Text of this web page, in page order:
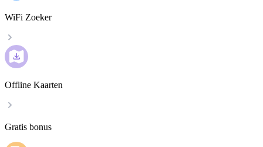
WiFi Zoeker
Offline Kaarten
Gratis bonus